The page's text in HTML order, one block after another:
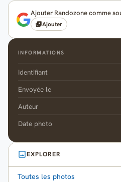
Ajouter Randozone comme
Ajouter
INFORMATIONS
Identifiant
Envoyée le
Auteur
Date photo
EXPLORER
Toutes les photos